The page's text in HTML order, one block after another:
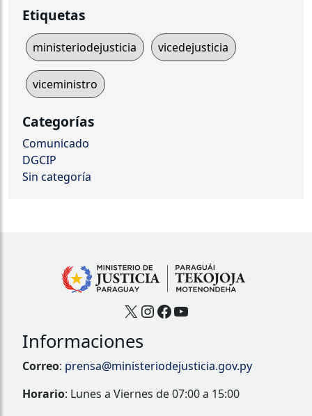
Etiquetas
ministeriodejusticia vicedejusticia
viceministro
Categorías
Comunicado
DGCIP
Sin categoría
X Instagram
Facebook
YouTube
Informaciones
Correo: prensa@ministeriodejusticia.gov.py
Horario: Lunes a Viernes de 07:00 a 15:00